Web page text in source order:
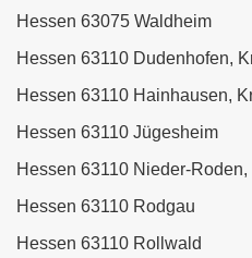
Hessen 63075 Waldheim
Hessen 63110 Dudenhofen,
Hessen 63110 Hainhausen,
Hessen 63110 Jügesheim
Hessen 63110 Nieder-Roden,
Hessen 63110 Rodgau
Hessen 63110 Rollwald